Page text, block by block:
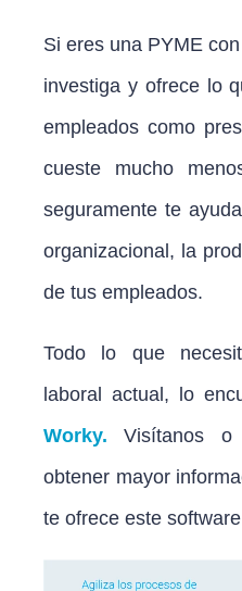
Si eres una PYME
investiga y ofrece lo
empleados como
cueste mucho
seguramente te
organizacional, la
de tus empleados.
Todo lo que
laboral actual, lo
Worky. Visítanos o
obtener mayor
te ofrece este